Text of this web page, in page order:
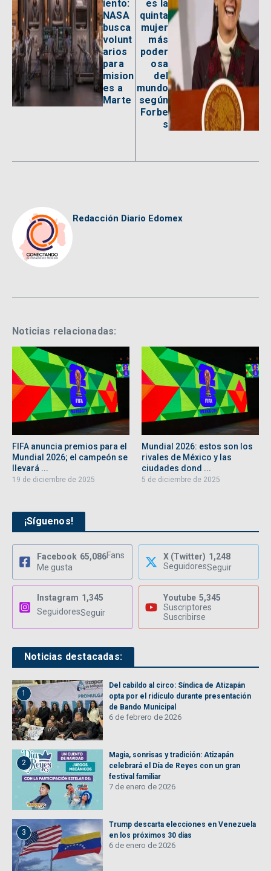
iento:
NASA
busca
volunt
arios
para
mision
es a
Marte
es la
quinta
mujer
más
poder
osa
del
mundo
según
Forbe
s
Redacción Diario Edomex
Noticias relacionadas:
FIFA anuncia premios para el
Mundial 2026; el campeón se
llevará ...
19 de diciembre de 2025
Mundial 2026: estos son los
rivales de México y las
ciudades dond ...
5 de diciembre de 2025
¡Síguenos!
Facebook 65,086Fans
Me gusta
X (Twitter) 1,248
SeguidoresSeguir
Instagram 1,345
SeguidoresSeguir
Youtube 5,345
Suscriptores
Suscribirse
Noticias destacadas:
1
Del cabildo al circo: Síndica de Atizapán
opta por el ridículo durante presentación
de Bando Municipal
6 de febrero de 2026
2
Magia, sonrisas y tradición: Atizapán
celebrará el Día de Reyes con un gran
festival familiar
7 de enero de 2026
3
Trump descarta elecciones en Venezuela
en los próximos 30 días
6 de enero de 2026